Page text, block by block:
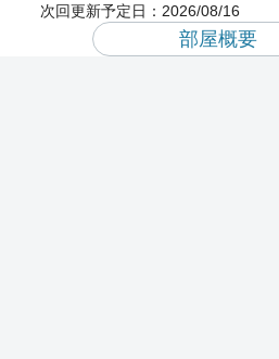
次回更新予定日： 2026/08/16
部屋概要